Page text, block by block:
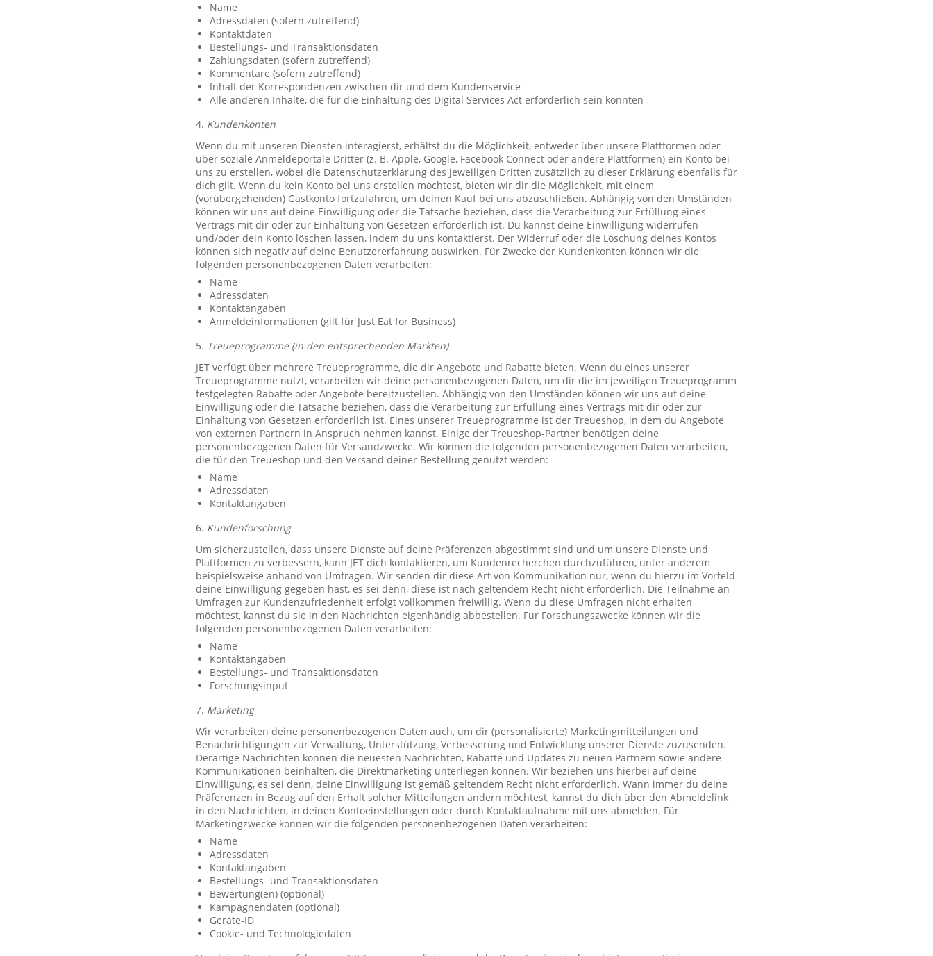
Name
Adressdaten (sofern zutreffend)
Kontaktdaten
Bestellungs- und Transaktionsdaten
Zahlungsdaten (sofern zutreffend)
Kommentare (sofern zutreffend)
Inhalt der Korrespondenzen zwischen dir und dem Kundenservice
Alle anderen Inhalte, die für die Einhaltung des Digital Services Act erforderlich sein könnten
4. Kundenkonten
Wenn du mit unseren Diensten interagierst, erhältst du die Möglichkeit, entweder über unsere Plattformen oder
über soziale Anmeldeportale Dritter (z. B. Apple, Google, Facebook Connect oder andere Plattformen) ein Konto bei
uns zu erstellen, wobei die Datenschutzerklärung des jeweiligen Dritten zusätzlich zu dieser Erklärung ebenfalls für
dich gilt. Wenn du kein Konto bei uns erstellen möchtest, bieten wir dir die Möglichkeit, mit einem
(vorübergehenden) Gastkonto fortzufahren, um deinen Kauf bei uns abzuschließen. Abhängig von den Umständen
können wir uns auf deine Einwilligung oder die Tatsache beziehen, dass die Verarbeitung zur Erfüllung eines
Vertrags mit dir oder zur Einhaltung von Gesetzen erforderlich ist. Du kannst deine Einwilligung widerrufen
und/oder dein Konto löschen lassen, indem du uns kontaktierst. Der Widerruf oder die Löschung deines Kontos
können sich negativ auf deine Benutzererfahrung auswirken. Für Zwecke der Kundenkonten können wir die
folgenden personenbezogenen Daten verarbeiten:
Name
Adressdaten
Kontaktangaben
Anmeldeinformationen (gilt für Just Eat for Business)
5. Treueprogramme (in den entsprechenden Märkten)
JET verfügt über mehrere Treueprogramme, die dir Angebote und Rabatte bieten. Wenn du eines unserer
Treueprogramme nutzt, verarbeiten wir deine personenbezogenen Daten, um dir die im jeweiligen Treueprogramm
festgelegten Rabatte oder Angebote bereitzustellen. Abhängig von den Umständen können wir uns auf deine
Einwilligung oder die Tatsache beziehen, dass die Verarbeitung zur Erfüllung eines Vertrags mit dir oder zur
Einhaltung von Gesetzen erforderlich ist. Eines unserer Treueprogramme ist der Treueshop, in dem du Angebote
von externen Partnern in Anspruch nehmen kannst. Einige der Treueshop-Partner benötigen deine
personenbezogenen Daten für Versandzwecke. Wir können die folgenden personenbezogenen Daten verarbeiten,
die für den Treueshop und den Versand deiner Bestellung genutzt werden:
Name
Adressdaten
Kontaktangaben
6. Kundenforschung
Um sicherzustellen, dass unsere Dienste auf deine Präferenzen abgestimmt sind und um unsere Dienste und
Plattformen zu verbessern, kann JET dich kontaktieren, um Kundenrecherchen durchzuführen, unter anderem
beispielsweise anhand von Umfragen. Wir senden dir diese Art von Kommunikation nur, wenn du hierzu im Vorfeld
deine Einwilligung gegeben hast, es sei denn, diese ist nach geltendem Recht nicht erforderlich. Die Teilnahme an
Umfragen zur Kundenzufriedenheit erfolgt vollkommen freiwillig. Wenn du diese Umfragen nicht erhalten
möchtest, kannst du sie in den Nachrichten eigenhändig abbestellen. Für Forschungszwecke können wir die
folgenden personenbezogenen Daten verarbeiten:
Name
Kontaktangaben
Bestellungs- und Transaktionsdaten
Forschungsinput
7. Marketing
Wir verarbeiten deine personenbezogenen Daten auch, um dir (personalisierte) Marketingmitteilungen und
Benachrichtigungen zur Verwaltung, Unterstützung, Verbesserung und Entwicklung unserer Dienste zuzusenden.
Derartige Nachrichten können die neuesten Nachrichten, Rabatte und Updates zu neuen Partnern sowie andere
Kommunikationen beinhalten, die Direktmarketing unterliegen können. Wir beziehen uns hierbei auf deine
Einwilligung, es sei denn, deine Einwilligung ist gemäß geltendem Recht nicht erforderlich. Wann immer du deine
Präferenzen in Bezug auf den Erhalt solcher Mitteilungen ändern möchtest, kannst du dich über den Abmeldelink
in den Nachrichten, in deinen Kontoeinstellungen oder durch Kontaktaufnahme mit uns abmelden. Für
Marketingzwecke können wir die folgenden personenbezogenen Daten verarbeiten:
Name
Adressdaten
Kontaktangaben
Bestellungs- und Transaktionsdaten
Bewertung(en) (optional)
Kampagnendaten (optional)
Geräte-ID
Cookie- und Technologiedaten